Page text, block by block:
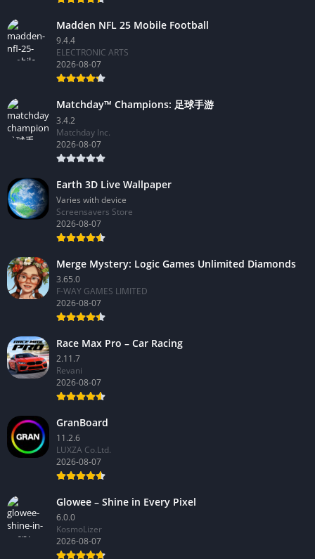
Madden NFL 25 Mobile Football
9.4.4
ELECTRONIC ARTS
2026-08-07
Matchday™ Champions: 足球手游
3.4.2
Matchday Inc.
2026-08-07
Earth 3D Live Wallpaper
Varies with device
Screensavers Store
2026-08-07
Merge Mystery: Logic Games Unlimited Diamonds
3.65.0
F-WAY GAMES LIMITED
2026-08-07
Race Max Pro – Car Racing
2.11.7
Revani
2026-08-07
GranBoard
11.2.6
LUXZA Co.Ltd.
2026-08-07
Glowee – Shine in Every Pixel
6.0.0
KosmoLizer
2026-08-07